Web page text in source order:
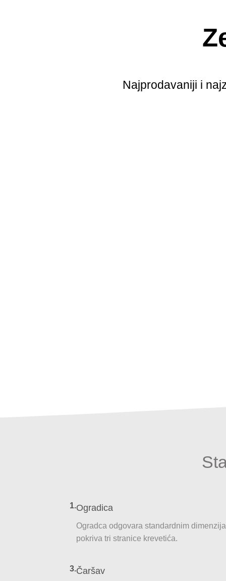
Najprodavaniji i
1.Ogradica
Ogradca odgovara standardnim
pokriva tri stranice krevetića.
3.Čaršav